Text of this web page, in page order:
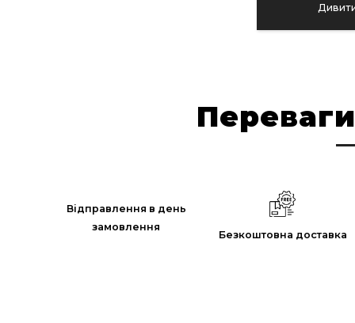
Відправлення в день
замовлення
Безкоштовна доставка